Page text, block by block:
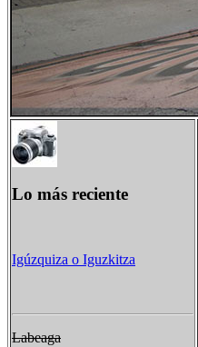
Lo más reciente
Igúzquiza o Iguzkitza
Labeaga